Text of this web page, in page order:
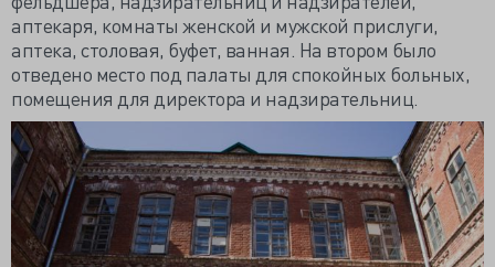
аптекаря, комнаты женской и мужской прислуги,
аптека, столовая, буфет, ванная. На втором было
отведено место под палаты для спокойных больных,
помещения для директора и надзирательниц.